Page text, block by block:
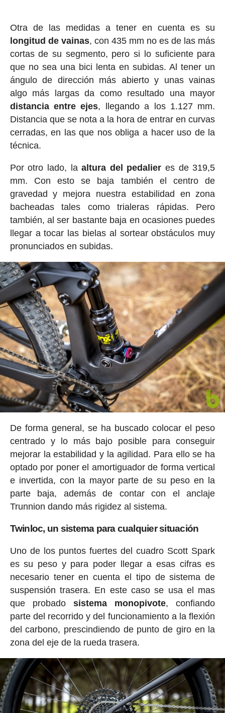
Otra de las medidas a tener en cuenta es su
longitud de vainas, con 435 mm no es de las más
cortas de su segmento, pero si lo suficiente para
que no sea una bici lenta en subidas. Al tener un
ángulo de dirección más abierto y unas vainas
algo más largas da como resultado una mayor
distancia entre ejes, llegando a los 1.127 mm.
Distancia que se nota a la hora de entrar en curvas
cerradas, en las que nos obliga a hacer uso de la
técnica.
Por otro lado, laaltura del pedalier es de 319,5
mm. Con esto se baja también el centro de
gravedad y mejora nuestra estabilidad en zona
bacheadas tales como trialeras rápidas. Pero
también, al ser bastante baja en ocasiones puedes
llegar a tocar las bielas al sortear obstáculos muy
pronunciados en subidas.
De forma general, se ha buscado colocar el peso
centrado y lo más bajo posible para conseguir
mejorar la estabilidad y la agilidad. Para ello se ha
optado por poner el amortiguador de forma vertical
e invertida, con la mayor parte de su peso en la
parte baja, además de contar con el anclaje
Trunnion dando más rigidez al sistema.
Twinloc, un sistema para cualquier situación
Uno de los puntos fuertes del cuadro Scott Spark
es su peso y para poder llegar a esas cifras es
necesario tener en cuenta el tipo de sistema de
suspensión trasera. En este caso se usa el mas
que probado sistema monopivote, confiando
parte del recorrido y del funcionamiento a la flexión
del carbono, prescindiendo de punto de giro en la
zona del eje de la rueda trasera.